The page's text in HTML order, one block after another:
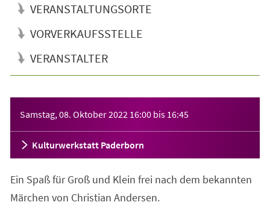
VERANSTALTUNGSORTE
VORVERKAUFSSTELLE
VERANSTALTER
Samstag, 08. Oktober 2022 16:00 bis 16:45
Kulturwerkstatt Paderborn
Ein Spaß für Groß und Klein frei nach dem bekannten
Märchen von Christian Andersen.